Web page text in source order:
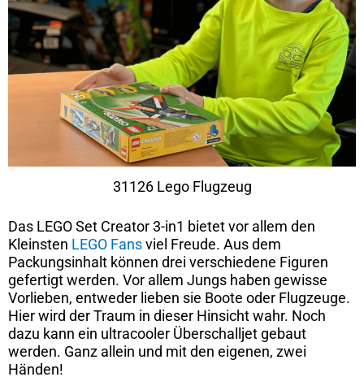
31126 Lego Flugzeug
Das LEGO Set Creator 3-in1 bietet vor allem den
Kleinsten LEGO Fansviel Freude. Aus dem
Packungsinhalt können drei verschiedene Figuren
gefertigt werden. Vor allem Jungs haben gewisse
Vorlieben, entweder lieben sie Boote oder Flugzeuge.
Hier wird der Traum in dieser Hinsicht wahr. Noch
dazu kann ein ultracooler Überschalljet gebaut
werden. Ganz allein und mit den eigenen, zwei
Händen!